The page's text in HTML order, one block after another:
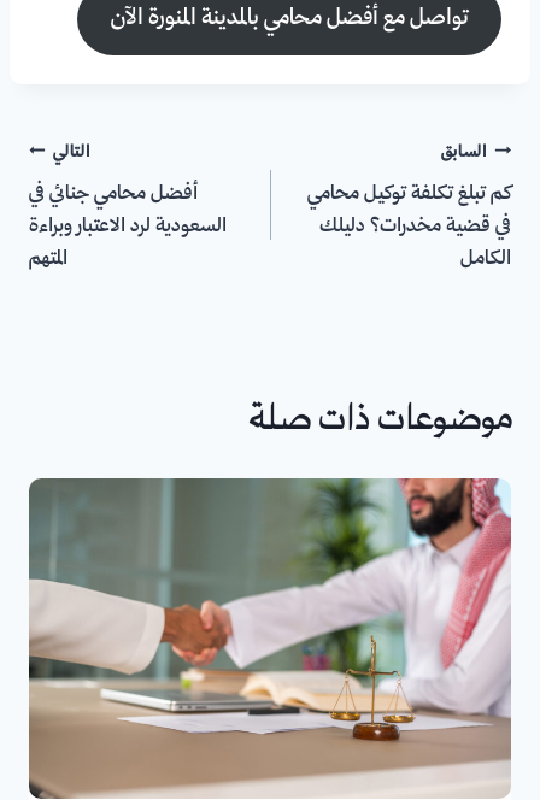
تواصل مع أفضل محامي بالمدينة المنورة الآن
السابق
كم تبلغ تكلفة توكيل محامي
في قضية مخدرات؟ دليلك
الكامل
التالي
أفضل محامي جنائي في
السعودية لرد الاعتبار وبراءة
المتهم
موضوعات ذات صلة